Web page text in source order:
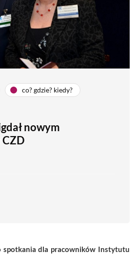
co? gdzie? kiedy?
nowym
spotkania dla pracowników Instytutu